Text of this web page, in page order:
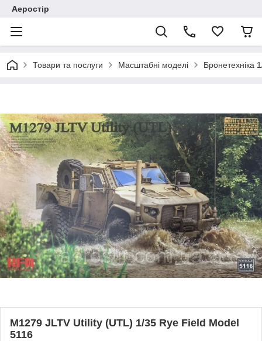
Аеростір
Товари та послуги Масштабні моделі Бронетехніка
M1279 JLTV Utility (UTL) 1/35 Rye Field Model
5116